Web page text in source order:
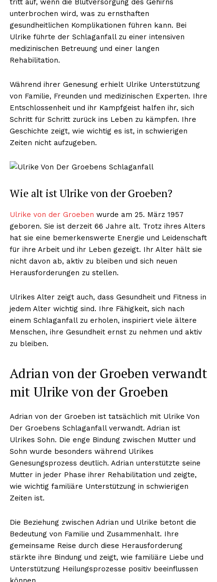
tritt auf, wenn die Blutversorgung des Gehirns
unterbrochen wird, was zu ernsthaften
gesundheitlichen Komplikationen führen kann. Bei
Ulrike führte der Schlaganfall zu einer intensiven
medizinischen Betreuung und einer langen
Rehabilitation.
Während ihrer Genesung erhielt Ulrike Unterstützung
von Familie, Freunden und medizinischen Experten. Ihre
Entschlossenheit und ihr Kampfgeist halfen ihr, sich
Schritt für Schritt zurück ins Leben zu kämpfen. Ihre
Geschichte zeigt, wie wichtig es ist, in schwierigen
Zeiten nicht aufzugeben.
Wie alt ist Ulrike von der Groeben?
Ulrike von der Groeben wurde am 25. März 1957
geboren. Sie ist derzeit 66 Jahre alt. Trotz ihres Alters
hat sie eine bemerkenswerte Energie und Leidenschaft
für ihre Arbeit und ihr Leben gezeigt. Ihr Alter hält sie
nicht davon ab, aktiv zu bleiben und sich neuen
Herausforderungen zu stellen.
Ulrikes Alter zeigt auch, dass Gesundheit und Fitness in
jedem Alter wichtig sind. Ihre Fähigkeit, sich nach
einem Schlaganfall zu erholen, inspiriert viele ältere
Menschen, ihre Gesundheit ernst zu nehmen und aktiv
zu bleiben.
Adrian von der Groeben verwandt
mit Ulrike von der Groeben
Adrian von der Groeben ist tatsächlich mit Ulrike Von
Der Groebens Schlaganfall verwandt. Adrian ist
Ulrikes Sohn. Die enge Bindung zwischen Mutter und
Sohn wurde besonders während Ulrikes
Genesungsprozess deutlich. Adrian unterstützte seine
Mutter in jeder Phase ihrer Rehabilitation und zeigte,
wie wichtig familiäre Unterstützung in schwierigen
Zeiten ist.
Die Beziehung zwischen Adrian und Ulrike betont die
Bedeutung von Familie und Zusammenhalt. Ihre
gemeinsame Reise durch diese Herausforderung
stärkte ihre Bindung und zeigt, wie familiäre Liebe und
Unterstützung Heilungsprozesse positiv beeinflussen